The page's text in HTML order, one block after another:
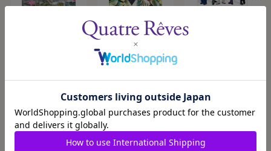
カートに入れる
歌劇8月号（2026
年）
2026/8/5発売
カートに入れる カートに入れる